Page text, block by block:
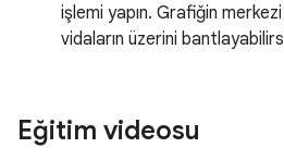
işlemi yapın. Grafiğin
vidaların üzerini
Eğitim videosu